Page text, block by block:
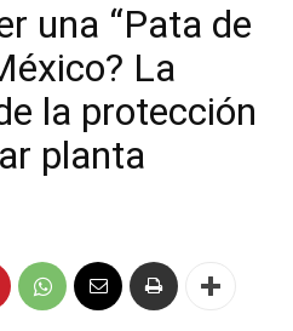
una “Pata de
La
la protección
planta